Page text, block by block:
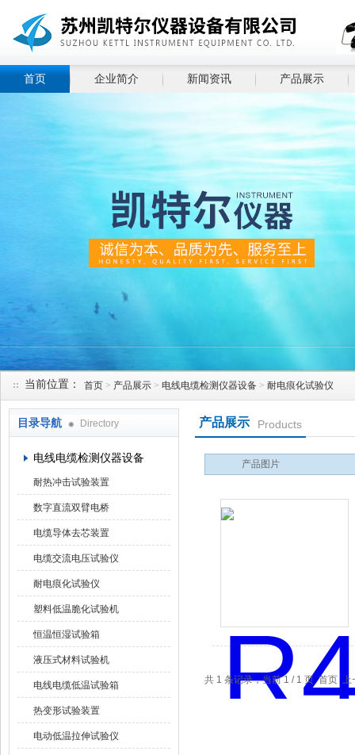
首页 企业简介 新闻资讯 产品展示
当前位置： 首页 > 产品展示 > 电线电缆检测仪器设备 > 耐电痕化试验仪
目录导航 Directory
电线电缆检测仪器设备
耐热冲击试验装置
数字直流双臂电桥
电缆导体去芯装置
电缆交流电压试验仪
耐电痕化试验仪
塑料低温脆化试验机
恒温恒湿试验箱
液压式材料试验机
电线电缆低温试验箱
热变形试验装置
电动低温拉伸试验仪
产品展示 Products
产品图片
共 1 条记录，当前 1 / 1 页 首页